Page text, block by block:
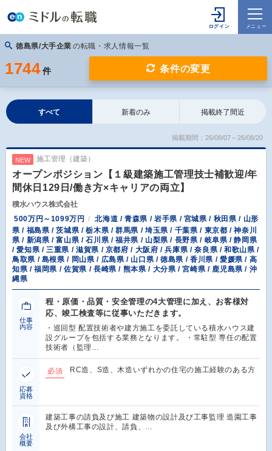
徳島県/大手企業 の転職・求人情報一覧
1744 件 条件の変更
すべて 新着のみ 掲載終了間近
掲載期間：26/08/07～26/08/20
NEW 施工管理（建築）
オープンポジション【１級建築施工管理技士補歓迎/年
間休日129日/働き方×キャリアの両立】
積水ハウス株式会社
500万円～1099万円
北海道 / 青森県 / 岩手県 / 宮城県 / 秋田県 / 山形
県 / 福島県 / 茨城県 / 栃木県 / 群馬県 / 埼玉県 / 千葉県 / 東京都 / 神奈川
県 / 新潟県 / 富山県 / 石川県 / 福井県 / 山梨県 / 長野県 / 岐阜県 / 静岡県
/ 愛知県 / 三重県 / 滋賀県 / 京都府 / 大阪府 / 兵庫県 / 奈良県 / 和歌山県 /
鳥取県 / 島根県 / 岡山県 / 広島県 / 山口県 / 徳島県 / 香川県 / 愛媛県 / 高
知県 / 福岡県 / 佐賀県 / 長崎県 / 熊本県 / 大分県 / 宮崎県 / 鹿児島県 / 沖
縄県
仕事
内容
程・原価・品質・安全管理の4大管理に加え、お客様対
応、竣工検査等に従事いただきます。
・巡回型 配置技術者や建方施工を委託している積水ハウス建
設グループを包括する業務となります。 ・常駐型 専任の配置
技術者（監理…
応募
資格
必須 RC造、S造、木造いずれかの住宅の施工経験のある方
会社
概要
建築工事の請負及び施工 建築物の設計及び工事監理 造園工事
及び外構工事の設計、請負、…